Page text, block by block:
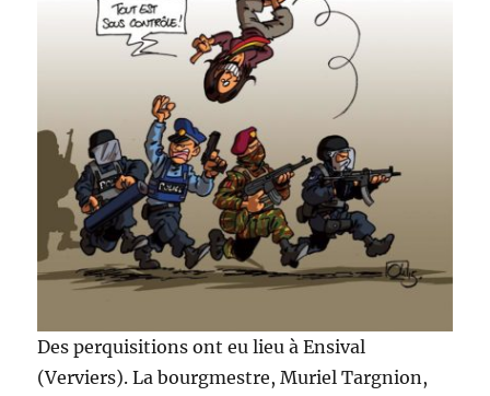
Des perquisitions ont eu lieu à Ensival
(Verviers). La bourgmestre, Muriel Targnion,